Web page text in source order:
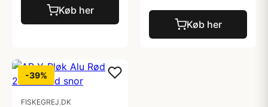
Køb her
Køb her
-39%
FISKEGREJ.DK